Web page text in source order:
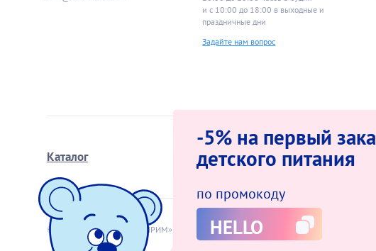
и с 10:00 до 18:00 в выходные и
праздничные дни
Задайте нам вопрос
Каталог Школа мам
© 2009−2026 АО «ИНФАПРИМ»
Оферта интернет-магазина
-5% на первый
детского питания
по промокоду
HELLO